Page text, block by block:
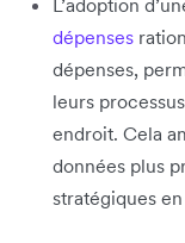
L’adoption
dépenses
dépenses,
leurs
endroit. Cela
données plus
stratégiques